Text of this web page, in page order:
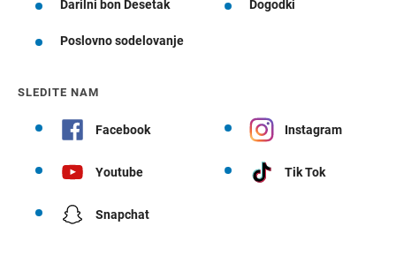
Darilni bon Desetak Dogodki
Poslovno sodelovanje
SLEDITE NAM
Facebook Instagram
Youtube Tik Tok
Snapchat